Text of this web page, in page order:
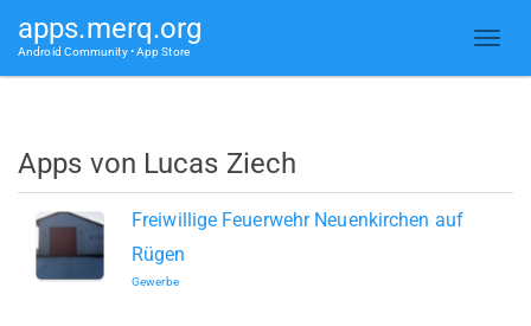
apps.merq.org
Android Community • App Store
Apps von Lucas Ziech
Freiwillige Feuerwehr Neuenkirchen auf
Rügen
Gewerbe